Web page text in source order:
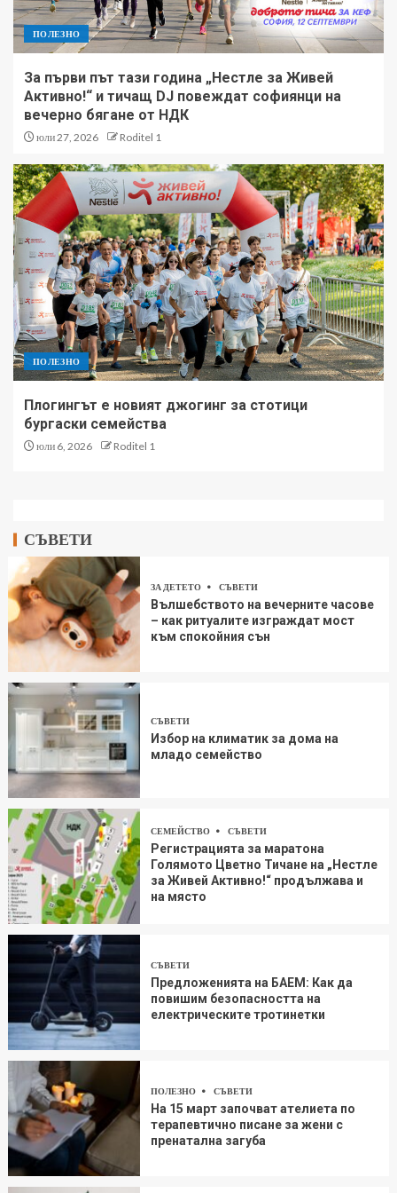
ПОЛЕЗНО
За първи път тази година „Нестле за Живей
Активно!“ и тичащ DJ повеждат софиянци на
вечерно бягане от НДК
юли 27, 2026 Roditel 1
ПОЛЕЗНО
Плогингът е новият джогинг за стотици
бургаски семейства
юли 6, 2026 Roditel 1
СЪВЕТИ
ЗА ДЕТЕТО СЪВЕТИ
Вълшебството на вечерните часове
– как ритуалите изграждат мост
към спокойния сън
СЪВЕТИ
Избор на климатик за дома на
младо семейство
СЕМЕЙСТВО СЪВЕТИ
Регистрацията за маратона
Голямото Цветно Тичане на „Нестле
за Живей Aктивно!“ продължава и
на място
СЪВЕТИ
Предложенията на БАЕМ: Как да
повишим безопасността на
електрическите тротинетки
ПОЛЕЗНО СЪВЕТИ
На 15 март започват ателиета по
терапевтично писане за жени с
пренатална загуба